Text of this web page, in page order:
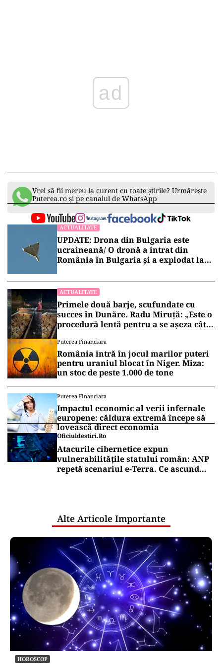
ad
Vrei să fii mereu la curent cu toate știrile? Urmărește
Puterea.ro și pe canalul de WhatsApp
ACTUALITATE
UPDATE: Drona din Bulgaria este
ucraineană/ O dronă a intrat din
România în Bulgaria şi a explodat la
ACTUALITATE
Primele două barje, scufundate cu
succes în Dunăre. Radu Miruță: „Este o
procedură lentă pentru a se așeza cât
Puterea Financiara
România intră în jocul marilor puteri
pentru uraniul blocat în Niger. Miza:
un stoc de peste 1.000 de tone
Puterea Financiara
Impactul economic al verii infernale
europene: căldura extremă începe să
lovească direct economia
Oficiuldestiri.ro
Atacurile cibernetice expun
vulnerabilitățile statului român: ANP
repetă scenariul e‑Terra. Ce ascund
Alte Articole Importante
HOROSCOP